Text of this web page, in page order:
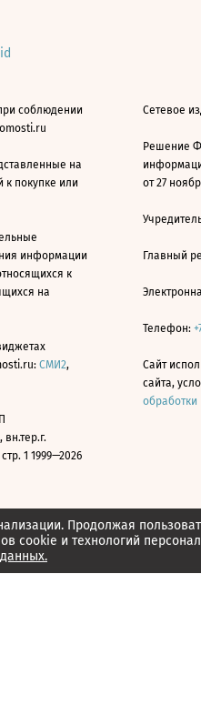
Продолжая
cookie и технологий
соблюдении
на
покупке или
информации
к
на
СМИ2,
вн.тер.г.
1 1999—2026
Сетевое
Решение
от 27
Главный
Телефон:
Сайт
сайта,